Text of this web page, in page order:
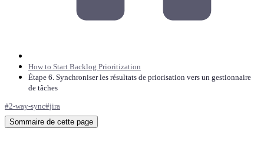
How to Start Backlog Prioritization
Étape 6. Synchroniser les résultats de priorisation vers un gestionnaire
de tâches
#2-way-sync#jira
Sommaire de cette page